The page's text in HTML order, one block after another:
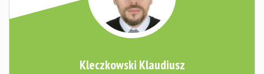
Kleczkowski Klaudiusz